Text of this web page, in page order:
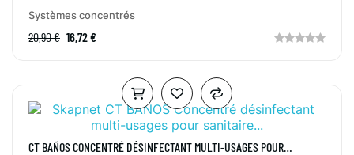
Systèmes concentrés
20,90 € 16,72 €
CT BAÑOS CONCENTRÉ DÉSINFECTANT MULTI-USAGES POUR